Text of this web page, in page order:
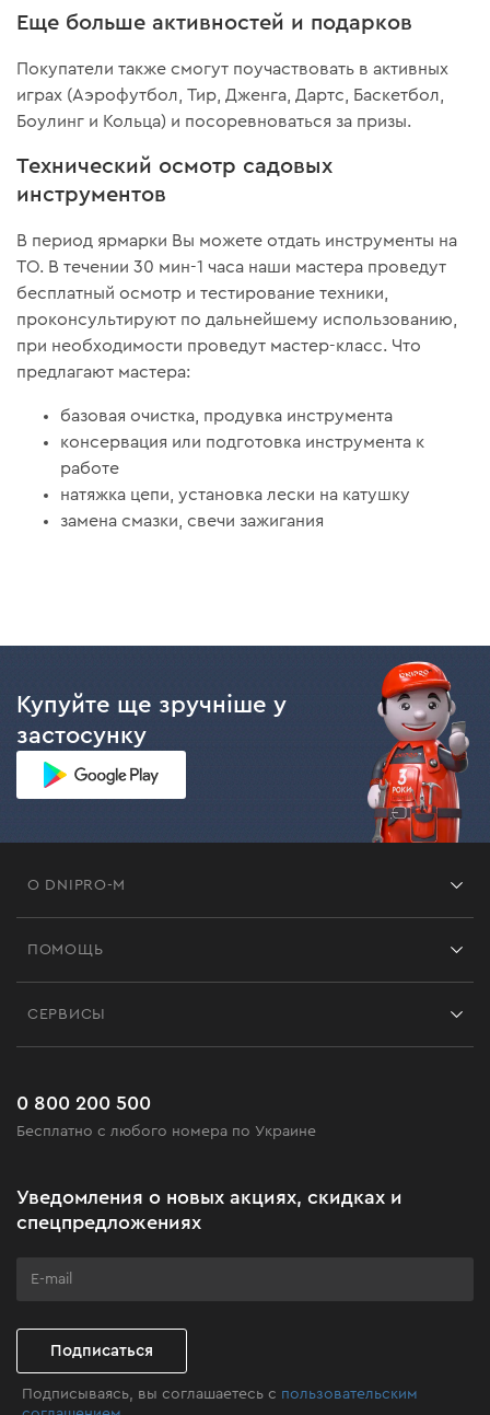
Еще больше активностей и подарков
Покупатели также смогут поучаствовать в активных
играх (Аэрофутбол, Тир, Дженга, Дартс, Баскетбол,
Боулинг и Кольца) и посоревноваться за призы.
Технический осмотр садовых
инструментов
В период ярмарки Вы можете отдать инструменты на
ТО. В течении 30 мин-1 часа наши мастера проведут
бесплатный осмотр и тестирование техники,
проконсультируют по дальнейшему использованию,
при необходимости проведут мастер-класс. Что
предлагают мастера:
базовая очистка, продувка инструмента
консервация или подготовка инструмента к
работе
натяжка цепи, установка лески на катушку
замена смазки, свечи зажигания
Купуйте ще зручніше у
застосунку
О DNIPRO-M
Черная пятница
Клуб мастерства
ПОМОЩЬ
Часто задаваемые вопросы
СЕРВИСЫ
0 800 200 500
Бесплатно с любого номера по Украине
Уведомления о новых акциях, скидках и
спецпредложениях
Подписаться
Подписываясь, вы соглашаетесь с пользовательским